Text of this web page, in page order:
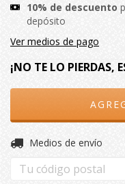
10% de descuento
depósito
Ver medios de pago
¡NO TE LO PIERDAS,
Entregas para el CP:
Medios de envío